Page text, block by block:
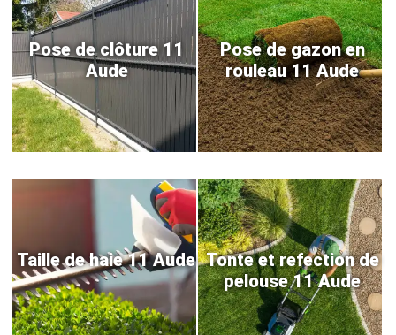
Pose de clôture 11
Aude
Pose de gazon en
rouleau 11 Aude
Taille de haie 11 Aude Tonte et refection de
pelouse 11 Aude